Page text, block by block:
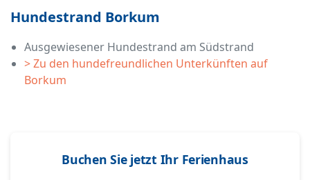
Hundestrand Borkum
Ausgewiesener Hundestrand am Südstrand
> Zu den hundefreundlichen Unterkünften auf
Borkum
Buchen Sie jetzt Ihr Ferienhaus